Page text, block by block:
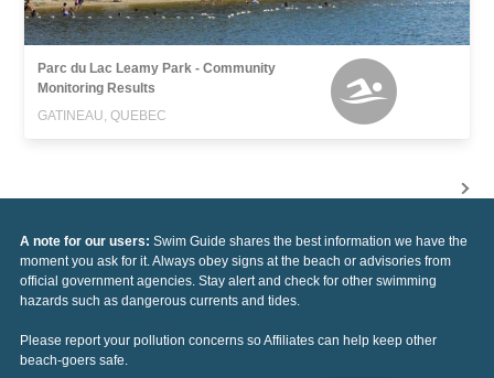
Parc du Lac Leamy Park - Community
Monitoring Results
GATINEAU, QUEBEC
A note for our users: Swim Guide shares the best information we have the
moment you ask for it. Always obey signs at the beach or advisories from
official government agencies. Stay alert and check for other swimming
hazards such as dangerous currents and tides.
Please report your pollution concerns so Affiliates can help keep other
beach-goers safe.